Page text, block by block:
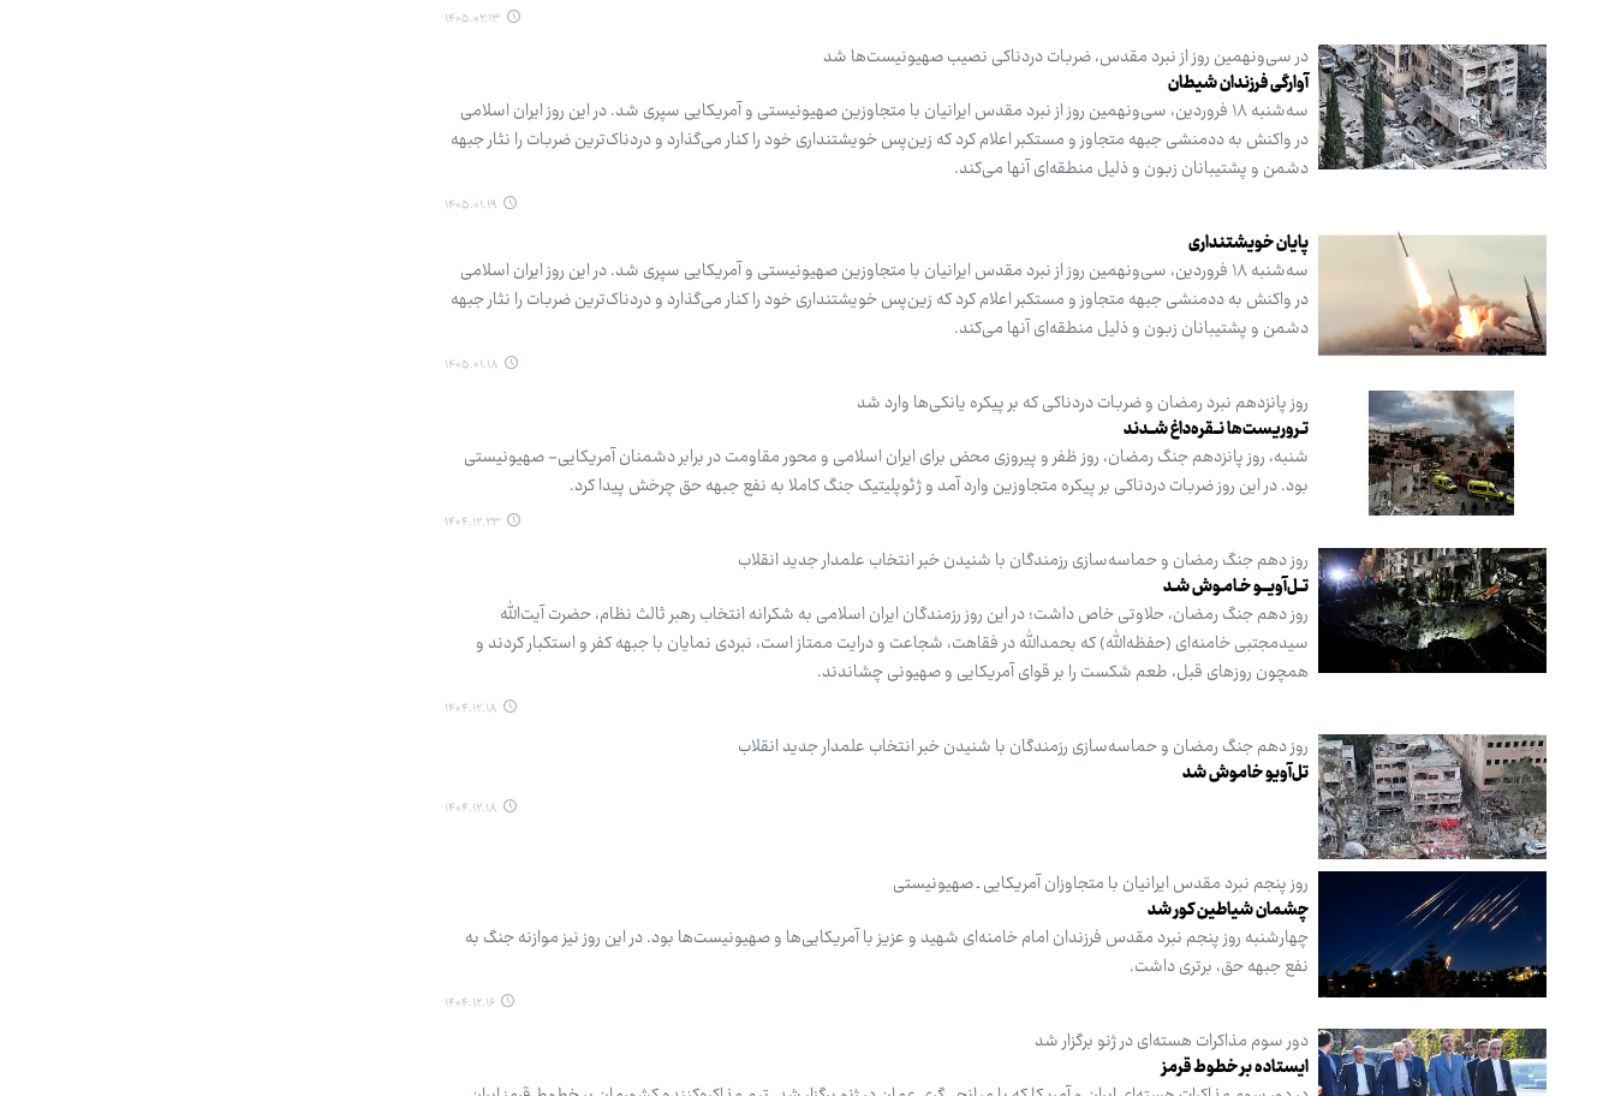
۱۴۰۵.۰۲.۱۳
در سی‌ونهمین روز از نبرد مقدس، ضربات دردناکی نصیب صهیونیست‌ها شد
آوارگی فرزندان شیطان
سه‌شنبه ۱۸ فروردین، سی‌ونهمین روز از نبرد مقدس ایرانیان با متجاوزین صهیونیستی و آمریکایی سپری شد. در این روز ایران اسلامی
در واکنش به ددمنشی جبهه متجاوز و مستکبر اعلام کرد که زین‌پس خویشتنداری خود را کنار می‌گذارد و دردناک‌ترین ضربات را نثار جبهه
دشمن و پشتیبانان زبون و ذلیل منطقه‌ای آنها می‌کند.
۱۴۰۵.۰۱.۱۹
پایان خویشتنداری
سه‌شنبه ۱۸ فروردین، سی‌ونهمین روز از نبرد مقدس ایرانیان با متجاوزین صهیونیستی و آمریکایی سپری شد. در این روز ایران اسلامی
در واکنش به ددمنشی جبهه متجاوز و مستکبر اعلام کرد که زین‌پس خویشتنداری خود را کنار می‌گذارد و دردناک‌ترین ضربات را نثار جبهه
دشمن و پشتیبانان زبون و ذلیل منطقه‌ای آنها می‌کند.
۱۴۰۵.۰۱.۱۸
روز پانزدهم نبرد رمضان و ضربات دردناکی که بر پیکره یانکی‌ها وارد شد
تـروریست‌ها نــقره‌داغ شــدند
شنبه، روز پانزدهم جنگ رمضان، روز ظفر و پیروزی محض برای ایران اسلامی و محور مقاومت در برابر دشمنان آمریکایی- صهیونیستی
بود. در این روز ضربات دردناکی بر پیکره متجاوزین وارد آمد و ژئوپلیتیک جنگ کاملا به نفع جبهه حق چرخش پیدا کرد.
۱۴۰۴.۱۲.۲۳
روز دهم جنگ رمضان و حماسه‌سازی رزمندگان با شنیدن خبر انتخاب علمدار جدید انقلاب
تــل‌آویـــو خـامـوش شـد
روز دهم جنگ رمضان، حلاوتی خاص داشت؛ در این روز رزمندگان ایران اسلامی به شکرانه انتخاب رهبر ثالث نظام، حضرت آیت‌الله
سیدمجتبی خامنه‌ای (حفظه‌الله) که بحمدالله در فقاهت، شجاعت و درایت ممتاز است، نبردی نمایان با جبهه کفر و استکبار کردند و
همچون روزهای قبل، طعم شکست را بر قوای آمریکایی و صهیونی چشاندند.
۱۴۰۴.۱۲.۱۸
روز دهم جنگ رمضان و حماسه‌سازی رزمندگان با شنیدن خبر انتخاب علمدار جدید انقلاب
تل‌آویو خاموش شد
۱۴۰۴.۱۲.۱۸
روز پنجم نبرد مقدس ایرانیان با متجاوزان آمریکایی ـ صهیونیستی
چشمان شیاطین کور شد
چهارشنبه روز پنجم نبرد مقدس فرزندان امام خامنه‌ای شهید و عزیز با آمریکایی‌ها و صهیونیست‌ها بود. در این روز نیز موازنه جنگ به
نفع جبهه حق، برتری داشت.
۱۴۰۴.۱۲.۱۶
دور سوم مذاکرات هسته‌ای در ژنو برگزار شد
ایستاده بر خطوط قرمز